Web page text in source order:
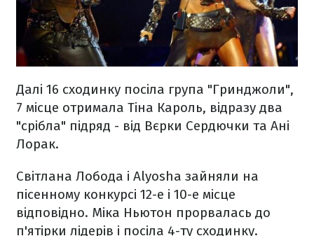
Далі 16 сходинку посіла група "Гринджоли",
7 місце отримала Тіна Кароль, відразу два
"срібла" підряд - від Вєрки Сердючки та Ані
Лорак.
Світлана Лобода і Alyosha зайняли на
пісенному конкурсі 12-е і 10-е місце
відповідно. Міка Ньютон прорвалась до
п'ятірки лідерів і посіла 4-ту сходинку.